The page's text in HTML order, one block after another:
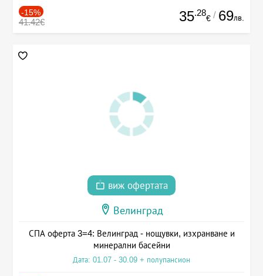
-15%
41.42€ 35.28
€ / 69лв.
виж офертата
Велинград
СПА оферта 3=4: Велинград - нощувки, изхранване и
минерални басейни
Дата: 01.07 - 30.09 + полупансион